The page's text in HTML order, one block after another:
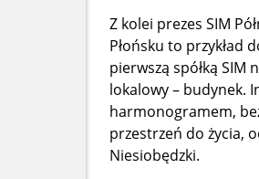
Z kolei prezes SIM
Płońsku to przykład
pierwszą spółką SIM
lokalowy – budynek.
harmonogramem,
przestrzeń do życia,
Niesiobędzki.